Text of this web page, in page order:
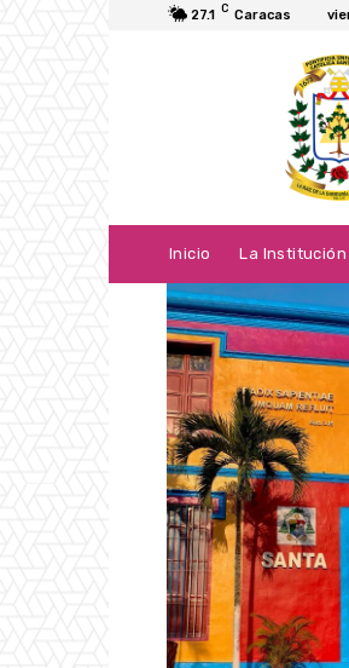
27.1 C Caracas
Inicio La Institución